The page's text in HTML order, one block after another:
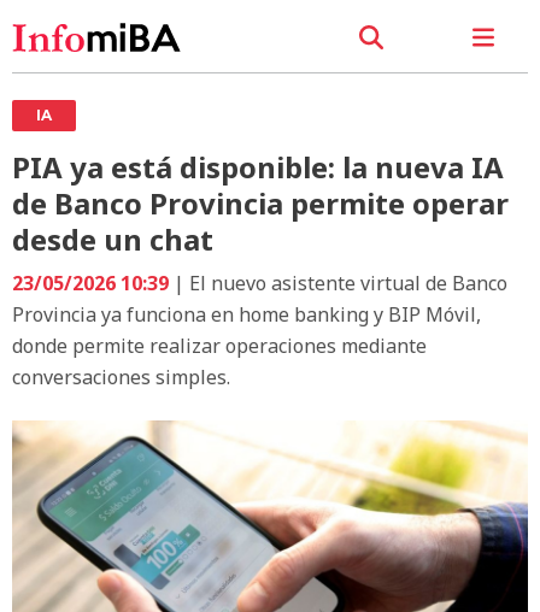
IA
PIA ya está disponible: la nueva IA
de Banco Provincia permite operar
desde un chat
23/05/2026 10:39 | El nuevo asistente virtual de Banco
Provincia ya funciona en home banking y BIP Móvil,
donde permite realizar operaciones mediante
conversaciones simples.